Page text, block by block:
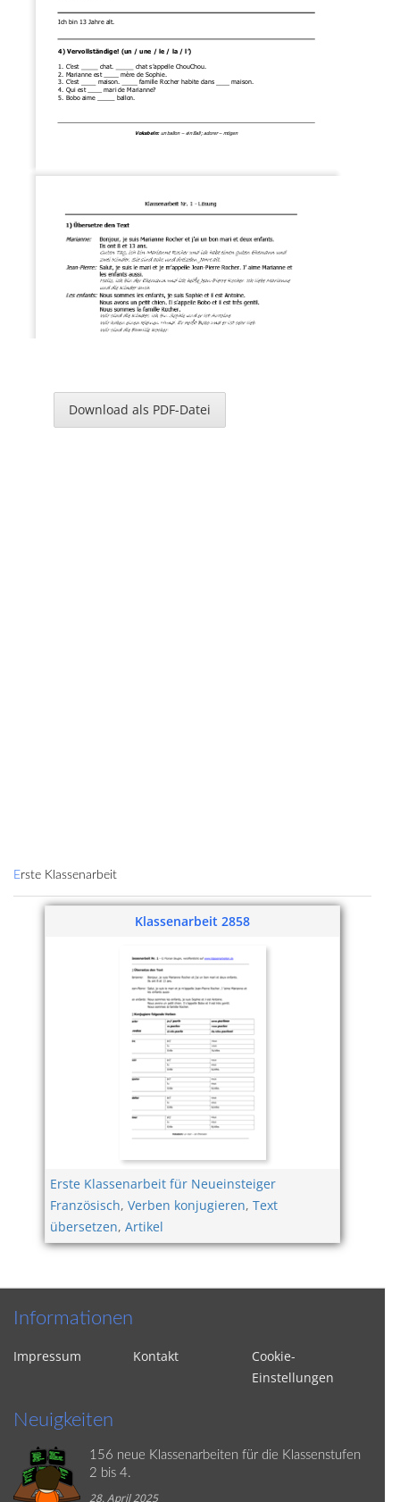
Ich bin 13 Jahre alt.
4) Vervollständige! (un / une / le / la / l’)
1. C’est chat. chat s’appelle ChouChou.
2. Marianne est
mère de Sophie.
3. C’est
maison. famille Rocher habite dans
maison.
4. Qui est
mari de Marianne?
5. Bobo aime
ballon.
Vokabeln: un ballon – ein Ball; adorer – mögen
Download als PDF-Datei
Erste Klassenarbeit
Klassenarbeit 2858
Erste Klassenarbeit für Neueinsteiger
Französisch, Verben konjugieren, Text
übersetzen, Artikel
Informationen
Impressum Kontakt
Cookie-
Einstellungen
Neuigkeiten
156 neue Klassenarbeiten für die Klassenstufen
2 bis 4.
28. April 2025